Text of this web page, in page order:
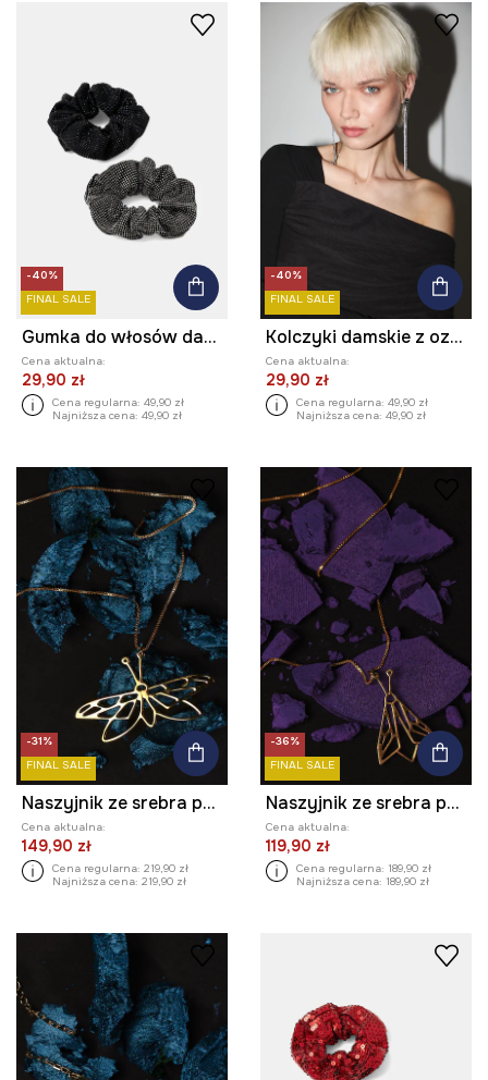
-40%
FINAL SALE
Gumka do włosów damska z ozdobnymi kryształkami (2-pack)
Cena aktualna:
29,90 zł
Cena regularna: 49,90 zł
Najniższa cena: 49,90 zł
-40%
FINAL SALE
Kolczyki damskie z ozdobnymi łańcuszkami
Cena aktualna:
29,90 zł
Cena regularna: 49,90 zł
Najniższa cena: 49,90 zł
-31%
FINAL SALE
Naszyjnik ze srebra pokrytego złotem damski Medicine x Todoro
Cena aktualna:
149,90 zł
Cena regularna: 219,90 zł
Najniższa cena: 219,90 zł
-36%
FINAL SALE
Naszyjnik ze srebra pokrytego złotem damski Medicine x Todoro
Cena aktualna:
119,90 zł
Cena regularna: 189,90 zł
Najniższa cena: 189,90 zł